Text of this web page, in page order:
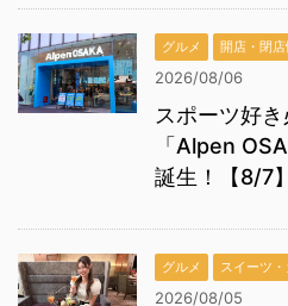
グルメ 開店・閉店
2026/08/06
スポーツ好
「Alpen
誕生！【8/7】
グルメ スイーツ
2026/08/05